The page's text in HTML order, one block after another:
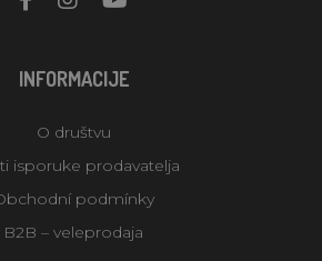
INFORMACIJE
O društvu
isporuke prodavatelja
podmínky
B2B – veleprodaja